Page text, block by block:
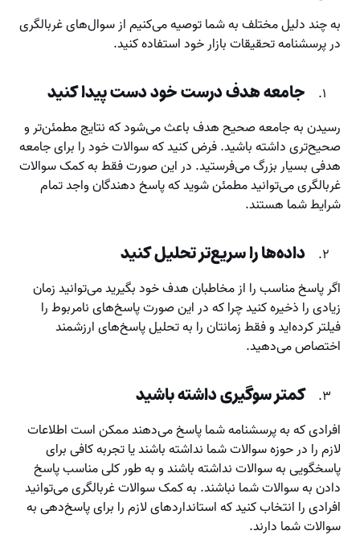
به چند دلیل مختلف به شما توصیه می‌کنیم از سوال‌های غربالگری
در پرسشنامه‌ تحقیقات بازار خود استفاده کنید.
جامعه هدف درست خود دست پیدا کنید
رسیدن به جامعه صحیح هدف باعث می‌شود که نتایج مطمئن‌تر و
صحیح‌تری داشته باشید. فرض کنید که سوالات خود را برای جامعه
هدفی بسیار بزرگ می‌فرستید. در این صورت فقط به کمک سوالات
غربالگری می‌توانید مطمئن شوید که پاسخ دهندگان واجد تمام
شرایط شما هستند.
داده‌ها را سریع‌تر تحلیل کنید
اگر پاسخ مناسب را از مخاطبان هدف خود بگیرید می‌توانید زمان
زیادی را ذخیره کنید چرا که در این صورت پاسخ‌های نامربوط را
فیلتر کرده‌اید و فقط زمانتان را به تحلیل پاسخ‌های ارزشمند
اختصاص می‌دهید.
کمتر سوگیری داشته باشید
افرادی که به پرسشنامه شما پاسخ می‌دهند ممکن است اطلاعات
لازم را در حوزه سوالات شما نداشته باشند یا تجربه کافی برای
پاسخگویی به سوالات نداشته باشند و به طور کلی مناسب پاسخ
دادن به سوالات شما نباشند. به کمک سوالات غربالگری می‌توانید
افرادی را انتخاب کنید که استانداردهای لازم را برای پاسخ‌دهی به
سوالات شما دارند.